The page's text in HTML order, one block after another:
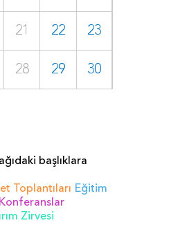
21 22 23
28 29 30
başlıklara
Toplantıları Eğitim
Zirvesi